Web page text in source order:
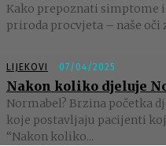
Kako prepoznati simptome
priroda procvjeta – naše oči
LIJEKOVI 07/04/2025
Nakon koliko djeluje
Normabel? Brzina početka
koje postavljaju pacijenti
“Nakon koliko...